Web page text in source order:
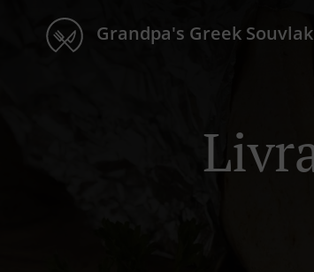
Grandpa's Greek